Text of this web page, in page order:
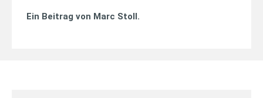
Ein Beitrag von Marc Stoll.